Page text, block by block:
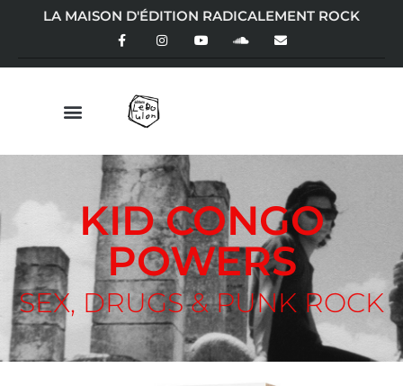
LA MAISON D'ÉDITION RADICALEMENT ROCK
KID CONGO
POWERS
SEX, DRUGS & PUNK ROCK